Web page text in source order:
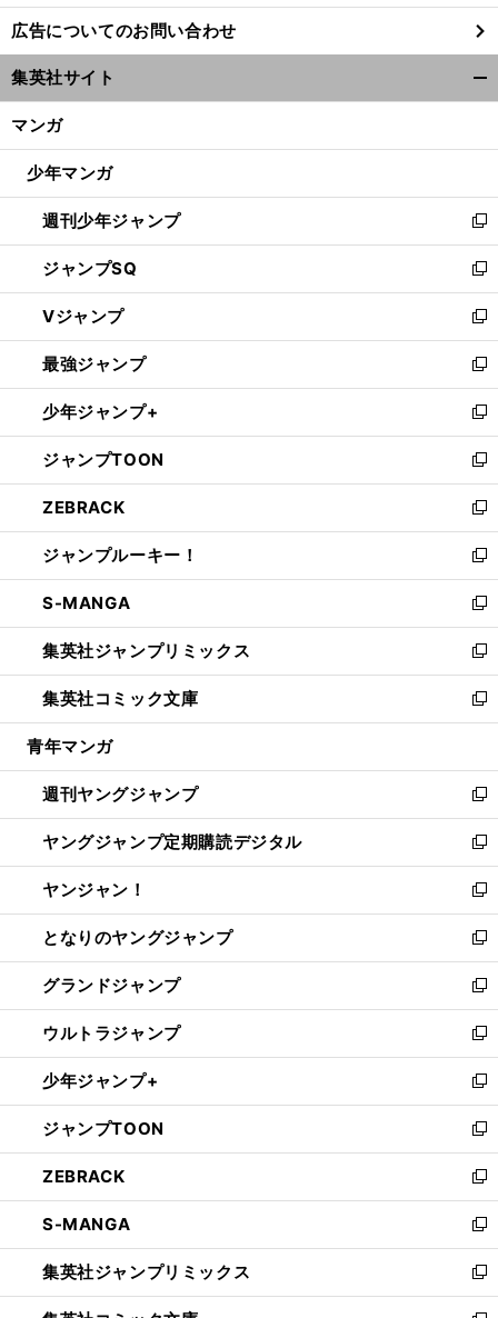
し
い
ウ
ィ
ン
ウ
開
く
広告についてのお問い合わせ
集英社サイト
マンガ
少年マンガ
週刊少年ジャンプ
新
し
い
ウ
ィ
ン
ド
ウ
で
開
く
ジャンプSQ
新
し
い
ウ
ィ
ン
ド
ウ
で
開
く
Vジャンプ
新
し
い
ウ
ィ
ン
ド
ウ
で
開
く
最強ジャンプ
新
し
い
ウ
ィ
ン
ド
ウ
で
開
く
少年ジャンプ+
新
し
い
ウ
ィ
ン
ド
ウ
で
開
く
ジャンプTOON
新
し
い
ウ
ィ
ン
ド
ウ
で
開
く
ZEBRACK
新
し
い
ウ
ィ
ン
ド
ウ
で
開
ジャンプルーキー！
新
し
い
ウ
ィ
ン
ド
ウ
開
く
S-MANGA
新
し
い
ウ
ィ
ン
ウ
で
開
く
集英社ジャンプリミックス
新
し
い
ウ
ン
ド
ウ
で
開
く
集英社コミック文庫
新
し
ウ
ィ
ン
ド
ウ
で
開
く
青年マンガ
週刊ヤングジャンプ
新
し
い
ウ
ィ
ン
ド
ウ
で
開
く
ヤングジャンプ定期購読デジタル
新
し
い
ウ
ィ
ン
ド
ウ
で
開
く
ヤンジャン！
新
し
い
ウ
ィ
ン
ド
ウ
で
開
く
となりのヤングジャンプ
新
し
い
ウ
ィ
ン
ド
ウ
で
開
く
グランドジャンプ
新
し
い
ウ
ィ
ン
ド
ウ
で
開
く
ウルトラジャンプ
新
し
い
ウ
ィ
ン
ド
ウ
で
開
く
少年ジャンプ+
新
し
い
ウ
ィ
ン
ド
ウ
で
開
ジャンプTOON
新
し
い
ウ
ィ
ン
ド
ウ
ZEBRACK
新
し
い
ウ
ィ
ン
S-MANGA
新
し
い
ウ
集英社ジャンプリミックス
新
し